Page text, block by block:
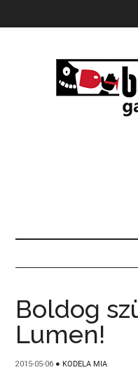
Boldog
Lumen!
2015-05-06 ● KODELA MIA